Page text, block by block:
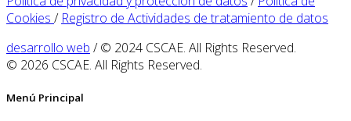
Cookies / Registro de Actividades de tratamiento de datos
desarrollo web / © 2024 CSCAE. All Rights Reserved.
© 2026 CSCAE. All Rights Reserved.
Menú Principal